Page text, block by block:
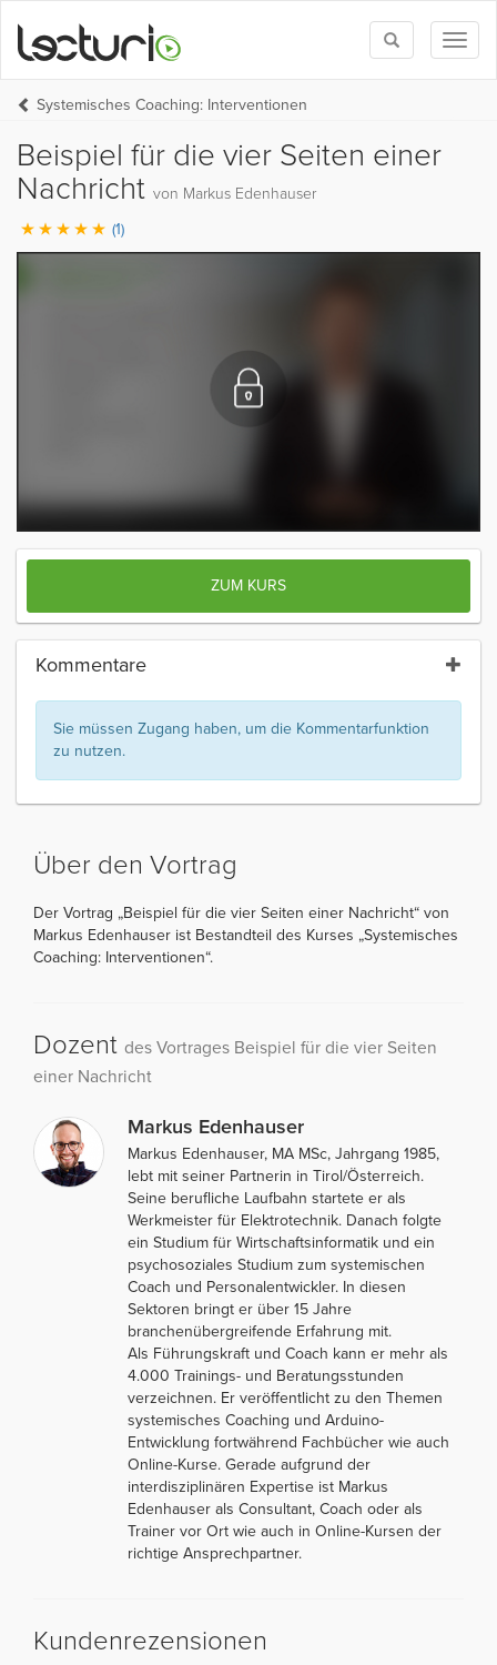
Toggle
search
Systemisches Coaching: Interventionen
Beispiel für die vier Seiten einer
Nachricht von Markus Edenhauser
(1)
ZUM KURS
Kommentare
Sie müssen Zugang haben, um die Kommentarfunktion
zu nutzen.
Über den Vortrag
Der Vortrag „Beispiel für die vier Seiten einer Nachricht“ von
Markus Edenhauser ist Bestandteil des Kurses „Systemisches
Coaching: Interventionen“.
Dozent des Vortrages Beispiel für die vier Seiten
einer Nachricht
Markus Edenhauser
Markus Edenhauser, MA MSc, Jahrgang 1985,
lebt mit seiner Partnerin in Tirol/Österreich.
Seine berufliche Laufbahn startete er als
Werkmeister für Elektrotechnik. Danach folgte
ein Studium für Wirtschaftsinformatik und ein
psychosoziales Studium zum systemischen
Coach und Personalentwickler. In diesen
Sektoren bringt er über 15 Jahre
branchenübergreifende Erfahrung mit.
Als Führungskraft und Coach kann er mehr als
4.000 Trainings- und Beratungsstunden
verzeichnen. Er veröffentlicht zu den Themen
systemisches Coaching und Arduino-
Entwicklung fortwährend Fachbücher wie auch
Online-Kurse. Gerade aufgrund der
interdisziplinären Expertise ist Markus
Edenhauser als Consultant, Coach oder als
Trainer vor Ort wie auch in Online-Kursen der
richtige Ansprechpartner.
Kundenrezensionen